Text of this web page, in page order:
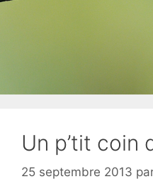
Un p’tit coin
25 septembre 2013